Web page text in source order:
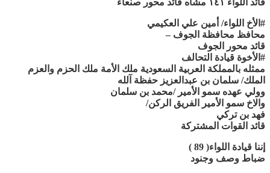
#الأخ اللواء/ أمين علي العكيمي
محافظ محافظة الجوف –
قائد محور الجوف
#الأخوة قيادة التحالف
ممثله بالمملكة العربية السعودية ملك الأمة ملك الحزم والعزم
الملك/ سلمان بن عبدالعزيز حفظة آلله
وولي عهده سمو الأمير /محمد بن سلمان
والاخ سمو الأمير الفريق الركن/
فهد بن تركي
قائد القوات المشتركة
إننا قيادة اللواء( 89 )
ضباط وصف وجنود